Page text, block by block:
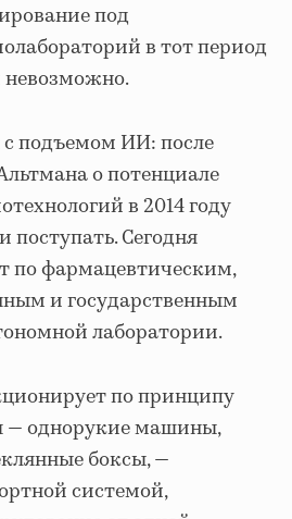
под
в тот период
невозможно.
подъемом ИИ: после
о потенциале
в 2014 году
поступать. Сегодня
по фармацевтическим,
и государственным
лаборатории.
по принципу
— однорукие машины,
боксы, —
системой,